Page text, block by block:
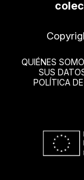
QUIÉNES
SUS
POLÍTICA